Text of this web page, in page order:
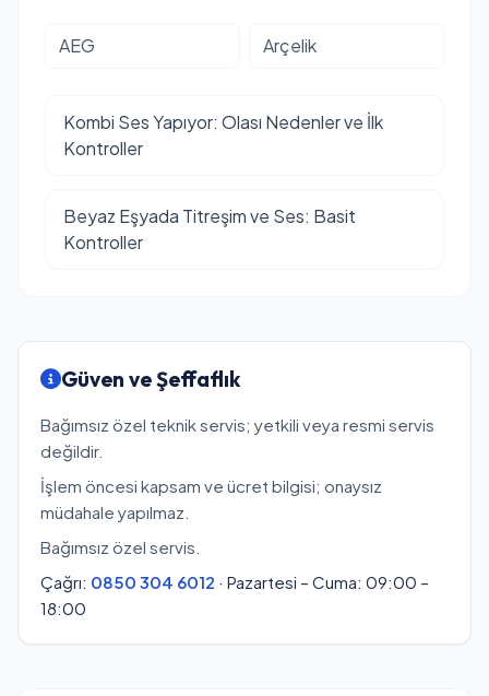
AEG Arçelik
Kombi Ses Yapıyor: Olası Nedenler ve İlk
Kontroller
Beyaz Eşyada Titreşim ve Ses: Basit
Kontroller
Güven ve Şeffaflık
Bağımsız özel teknik servis; yetkili veya resmi servis
değildir.
İşlem öncesi kapsam ve ücret bilgisi; onaysız
müdahale yapılmaz.
Bağımsız özel servis.
Çağrı: 0850 304 6012 · Pazartesi – Cuma: 09:00 –
18:00